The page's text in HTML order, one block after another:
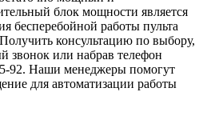
блок мощности является
бесперебойной работы пульта
консультацию по выбору,
звонок или набрав телефон
92. Наши менеджеры помогут
для автоматизации работы